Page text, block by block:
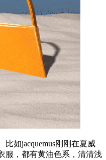
如jacquemus刚刚在夏威
服，都有黄油色系，清清浅